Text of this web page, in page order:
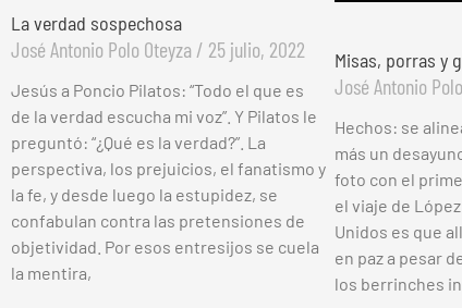
La verdad sospechosa
José Antonio Polo Oteyza 25 julio, 2022
Jesús a Poncio Pilatos: “Todo el que es
de la verdad escucha mi voz”. Y Pilatos le
preguntó: “¿Qué es la verdad?”. La
perspectiva, los prejuicios, el fanatismo y
la fe, y desde luego la estupidez, se
confabulan contra las pretensiones de
objetividad. Por esos entresijos se cuela
la mentira,
Misas, porras y
José Antonio
Hechos: se
más un
foto con el
el viaje de
Unidos es que
en paz a pesar
los berrinches